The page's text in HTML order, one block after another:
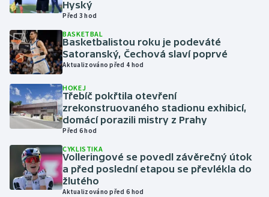
Lezení
Lyže a snowboard
Moderní pětiboj
Motorsport
Olympijské hry
Parasport
Plavání
Hyský
Před 3 hod
BASKETBAL
Basketbalistou roku je podeváté
Satoranský, Čechová slaví poprvé
Aktualizováno před 4 hod
HOKEJ
Třebíč pokřtila otevření
zrekonstruovaného stadionu exhibicí,
domácí porazili mistry z Prahy
Před 6 hod
CYKLISTIKA
Volleringové se povedl závěrečný útok
a před poslední etapou se převlékla do
žlutého
Aktualizováno před 6 hod